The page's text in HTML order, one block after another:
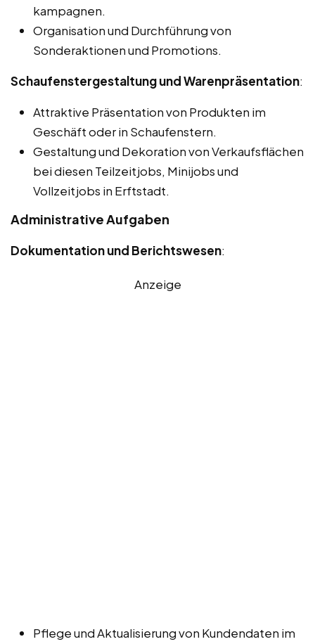
kampagnen.
Organisation und Durchführung von
Sonderaktionen und Promotions.
Schaufenstergestaltung und Warenpräsentation:
Attraktive Präsentation von Produkten im
Geschäft oder in Schaufenstern.
Gestaltung und Dekoration von Verkaufsflächen
bei diesen Teilzeitjobs, Minijobs und
Vollzeitjobs in Erftstadt.
Administrative Aufgaben
Dokumentation und Berichtswesen:
Anzeige
Pflege und Aktualisierung von Kundendaten im